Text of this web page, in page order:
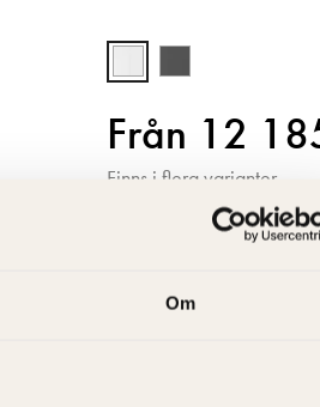
Om
Från 12
Finns i flera varianter
Gå